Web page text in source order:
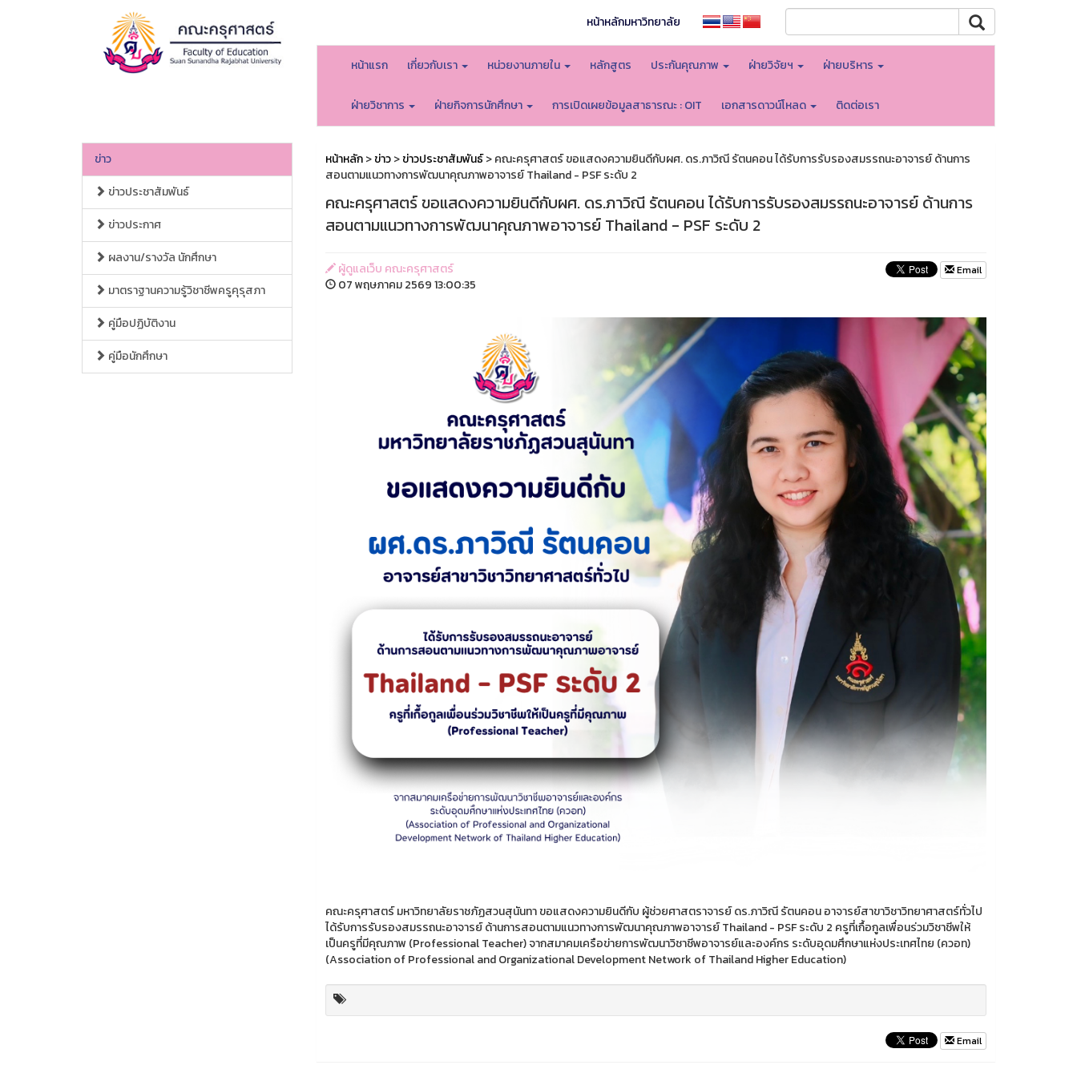
หน้าหลักมหาวิทยาลัย
หน้าแรก เกี่ยวกับเรา หน่วยงานภายใน หลักสูตร ประกันคุณภาพ ฝ่ายวิจัยฯ ฝ่ายบริหาร
ฝ่ายวิชาการ ฝ่ายกิจการนักศึกษา การเปิดเผยข้อมูลสาธารณะ : OIT เอกสารดาวน์โหลด ติดต่อเรา
ข่าว
ข่าวประชาสัมพันธ์
ข่าวประกาศ
ผลงาน/รางวัล นักศึกษา
มาตราฐานความรู้วิชาชีพครูคุรุสภา
คู่มือปฏิบัติงาน
คู่มือนักศึกษา
หน้าหลัก>ข่าว>ข่าวประชาสัมพันธ์> คณะครุศาสตร์ ขอแสดงความยินดีกับผศ. ดร.ภาวิณี รัตนคอน ได้รับการรับรองสมรรถนะอาจารย์ ด้านการ
สอนตามแนวทางการพัฒนาคุณภาพอาจารย์ Thailand - PSF ระดับ 2
คณะครุศาสตร์ ขอแสดงความยินดีกับผศ. ดร.ภาวิณี รัตนคอน ได้รับการรับรองสมรรถนะอาจารย์ ด้านการ
สอนตามแนวทางการพัฒนาคุณภาพอาจารย์ Thailand - PSF ระดับ 2
ผู้ดูแลเว็บ คณะครุศาสตร์
07 พฤษภาคม 2569 13:00:35
Email
คณะครุศาสตร์ มหาวิทยาลัยราชภัฏสวนสุนันทา ขอแสดงความยินดีกับ ผู้ช่วยศาสตราจารย์ ดร.ภาวิณี รัตนคอน อาจารย์สาขาวิชาวิทยาศาสตร์ทั่วไป
ได้รับการรับรองสมรรถนะอาจารย์ ด้านการสอนตามแนวทางการพัฒนาคุณภาพอาจารย์ Thailand - PSF ระดับ 2 ครูที่เกื้อกูลเพื่อนร่วมวิชาชีพให้
เป็นครูที่มีคุณภาพ (Professional Teacher) จากสมาคมเครือข่ายการพัฒนาวิชาชีพอาจารย์และองค์กร ระดับอุดมศึกษาแห่งประเทศไทย (ควอท)
(Association of Professional and Organizational Development Network of Thailand Higher Education)
Email